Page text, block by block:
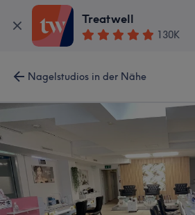
Treatwell
130K
Nagelstudios in der Nähe